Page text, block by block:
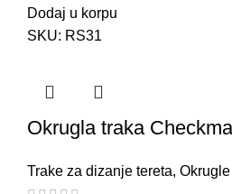
Dodaj u korpu
SKU: RS31
Okrugla traka
Trake za dizanje tereta,